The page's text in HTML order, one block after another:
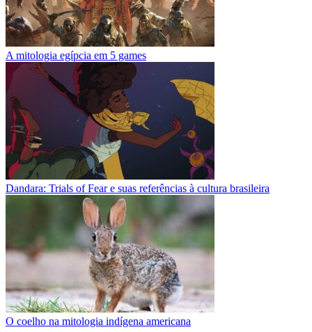
A mitologia egípcia em 5 games
Dandara: Trials of Fear e suas referências à cultura brasileira
O coelho na mitologia indígena americana